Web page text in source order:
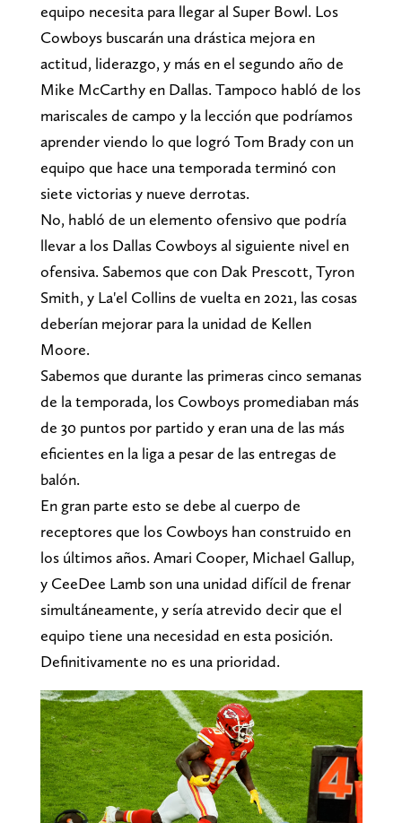
equipo necesita para llegar al Super Bowl. Los
Cowboys buscarán una drástica mejora en
actitud, liderazgo, y más en el segundo año de
Mike McCarthy en Dallas. Tampoco habló de los
mariscales de campo y la lección que podríamos
aprender viendo lo que logró Tom Brady con un
equipo que hace una temporada terminó con
siete victorias y nueve derrotas.
No, habló de un elemento ofensivo que podría
llevar a los Dallas Cowboys al siguiente nivel en
ofensiva. Sabemos que con Dak Prescott, Tyron
Smith, y La'el Collins de vuelta en 2021, las cosas
deberían mejorar para la unidad de Kellen
Moore.
Sabemos que durante las primeras cinco semanas
de la temporada, los Cowboys promediaban más
de 30 puntos por partido y eran una de las más
eficientes en la liga a pesar de las entregas de
balón.
En gran parte esto se debe al cuerpo de
receptores que los Cowboys han construido en
los últimos años. Amari Cooper, Michael Gallup,
y CeeDee Lamb son una unidad difícil de frenar
simultáneamente, y sería atrevido decir que el
equipo tiene una necesidad en esta posición.
Definitivamente no es una prioridad.